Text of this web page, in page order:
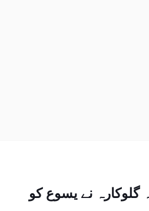
نے یسوع کو